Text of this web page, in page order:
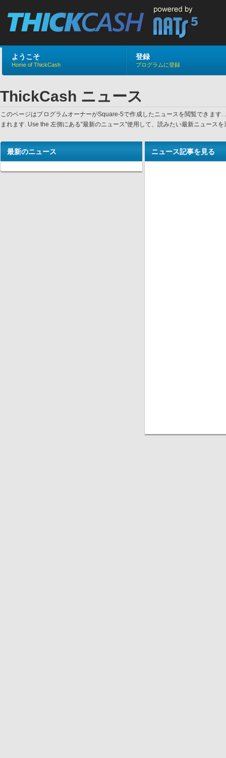
ようこそ
Home of ThickCash
登録
プログラムに登録
ThickCash ニュース
このページはプログラムオーナーがSquare-5で作成したニュースを閲覧できま
まれます. Use the 左側にある"最新のニュース"使用して、読みたい最新ニュース
最新のニュース ニュース記事を見る